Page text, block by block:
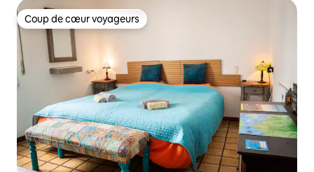
Coup de cœur voyageurs
Coup de cœur voyageurs